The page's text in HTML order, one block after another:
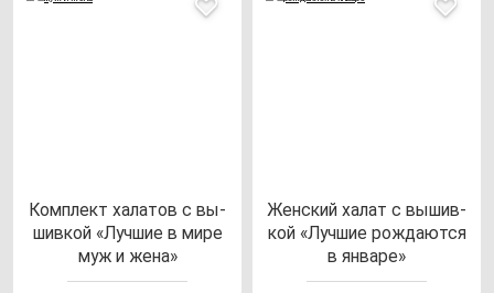
Ком­плект ха­ла­тов с вы­
шив­кой «Луч­шие в ми­ре
муж и же­на»
Жен­ский ха­лат с вы­шив­
кой «Луч­шие рож­да­ют­ся
в ян­ва­ре»